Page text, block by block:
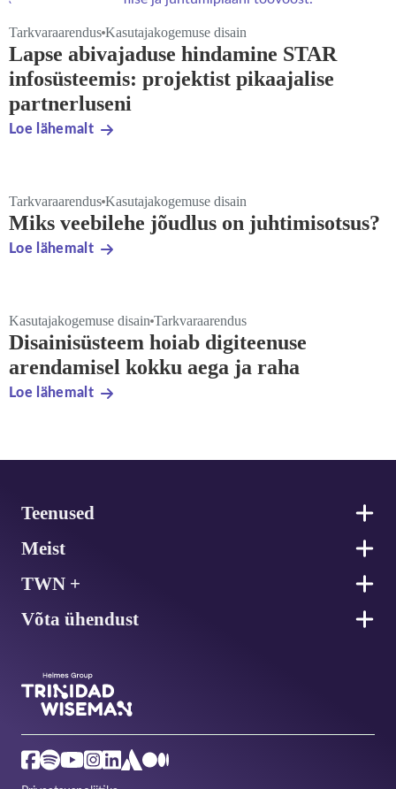
Tarkvaraarendus Kasutajakogemuse disain
Lapse abivajaduse hindamine STAR
infosüsteemis: projektist pikaajalise
partnerluseni
Loe lähemalt
Tarkvaraarendus Kasutajakogemuse disain
Miks veebilehe jõudlus on juhtimisotsus?
Loe lähemalt
Kasutajakogemuse disain Tarkvaraarendus
Disainisüsteem hoiab digiteenuse
arendamisel kokku aega ja raha
Loe lähemalt
Teenused
Meist
TWN +
Võta ühendust